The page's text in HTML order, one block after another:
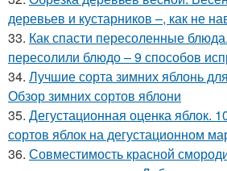
деревьев и кустарников –, как не
33. Как спасти пересоленные
пересолили блюдо – 9 способов
34. Лучшие сорта зимних яблонь
Обзор зимних сортов яблони
35. Дегустационная оценка яблок.
сортов яблок на дегустационном
36. Совместимость красной